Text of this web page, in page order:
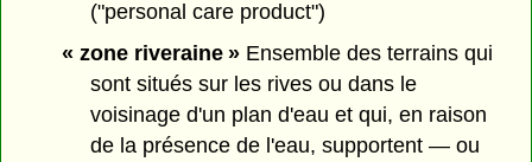
("personal care product")
« zone riveraine »Ensemble des terrains qui
sont situés sur les rives ou dans le
voisinage d'un plan d'eau et qui, en raison
de la présence de l'eau, supportent — ou